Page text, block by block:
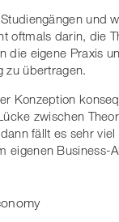
und
oftmals darin, die
die eigene Praxis
zu übertragen.
Konzeption
zwischen
fällt es sehr
eigenen Business-